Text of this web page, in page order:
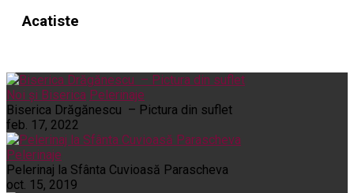
Acatiste
Noi și Biserica Pelerinaje
Biserica Drăgănescu – Pictura din suflet
feb. 17, 2022
Pelerinaje
Pelerinaj la Sfânta Cuvioasă Parascheva
oct. 15, 2019